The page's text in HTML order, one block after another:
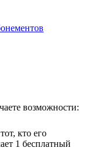
возможности:
кто его
1 бесплатный